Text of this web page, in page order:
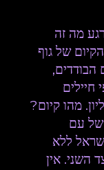
מה זה
של גוף
חיילים
הוא שרד השמדה של 6 מיליון. מהו קיום?
של עם
ללא
השני. אין